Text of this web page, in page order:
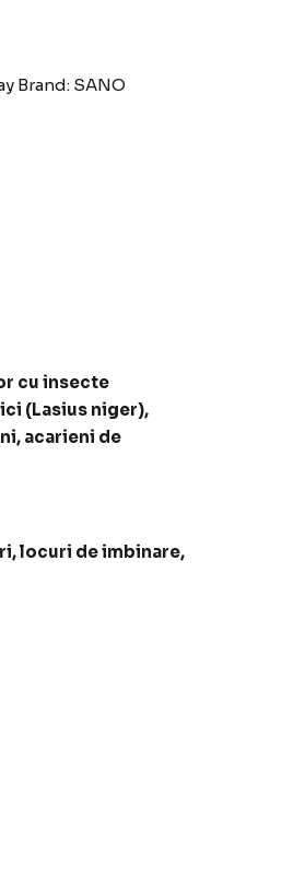
Brand: SANO
cu insecte
(Lasius niger),
acarieni de
locuri de imbinare,